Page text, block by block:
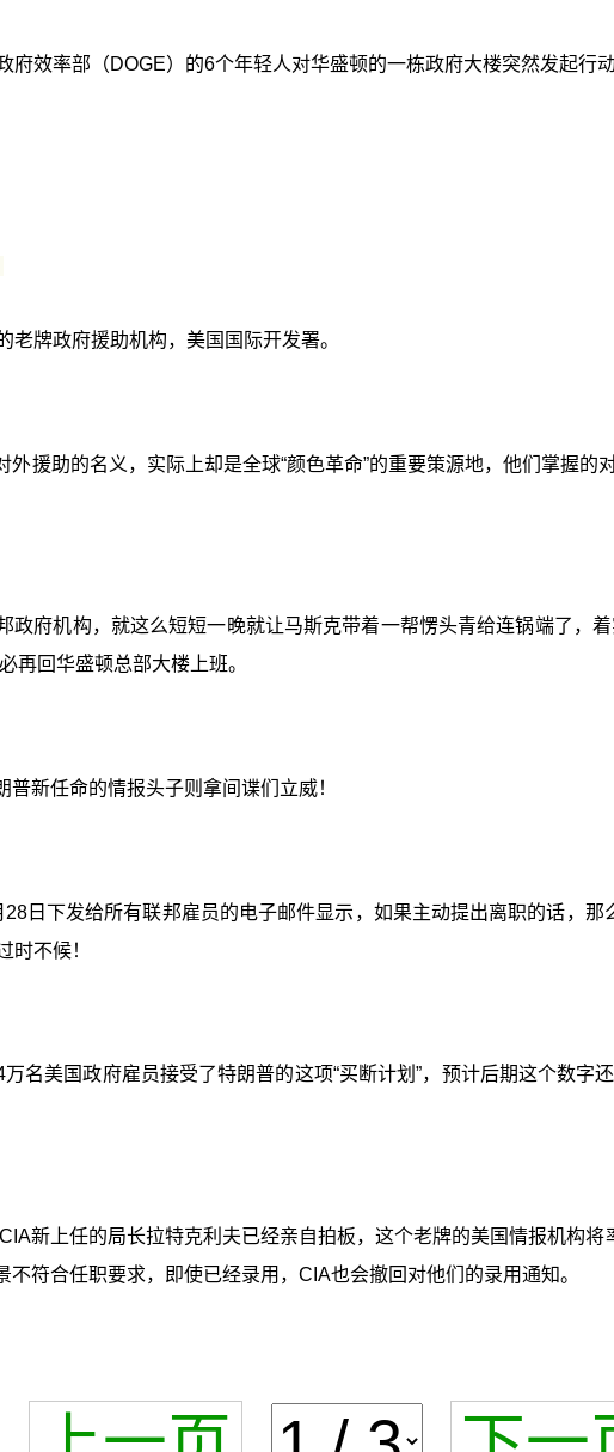
府效率部（DOGE）的6个年轻人对华盛顿的一栋政府大楼突然发起行
老牌政府援助机构，美国国际开发署。
外援助的名义，实际上却是全球“颜色革命”的重要策源地，他们掌握
政府机构，就这么短短一晚就让马斯克带着一帮愣头青给连锅端了，
再回华盛顿总部大楼上班。
新任命的情报头子则拿间谍们立威！
日下发给所有联邦雇员的电子邮件显示，如果主动提出离职的话，
时不候！
名美国政府雇员接受了特朗普的这项“买断计划”，预计后期这个数字
新上任的局长拉特克利夫已经亲自拍板，这个老牌的美国情报机构将
符合任职要求，即使已经录用，CIA也会撤回对他们的录用通知。